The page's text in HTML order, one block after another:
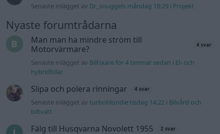
Senaste inlägget av Dr_snuggels måndag 18:29 i Projekt
Nyaste forumtrådarna
Man man ha mindre ström till
Motorvärmare?
4 svar
Senaste inlägget av BilFixare för 4 timmar sedan i El- och
hybridbilar
Slipa och polera rinningar 4 svar
Senaste inlägget avturboblondie tisdag 14:22 i Bilvård och
biltvätt
Fälg till Husqvarna Novolett 1955 2 svar